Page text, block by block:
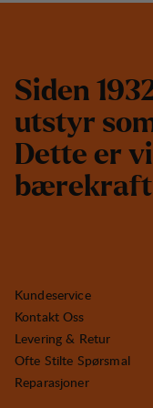
Siden 193
utstyr so
Dette er vi
bærekraft
Kundeservice
Kontakt Oss
Levering & Retur
Ofte Stilte Spørsmal
Reparasjoner